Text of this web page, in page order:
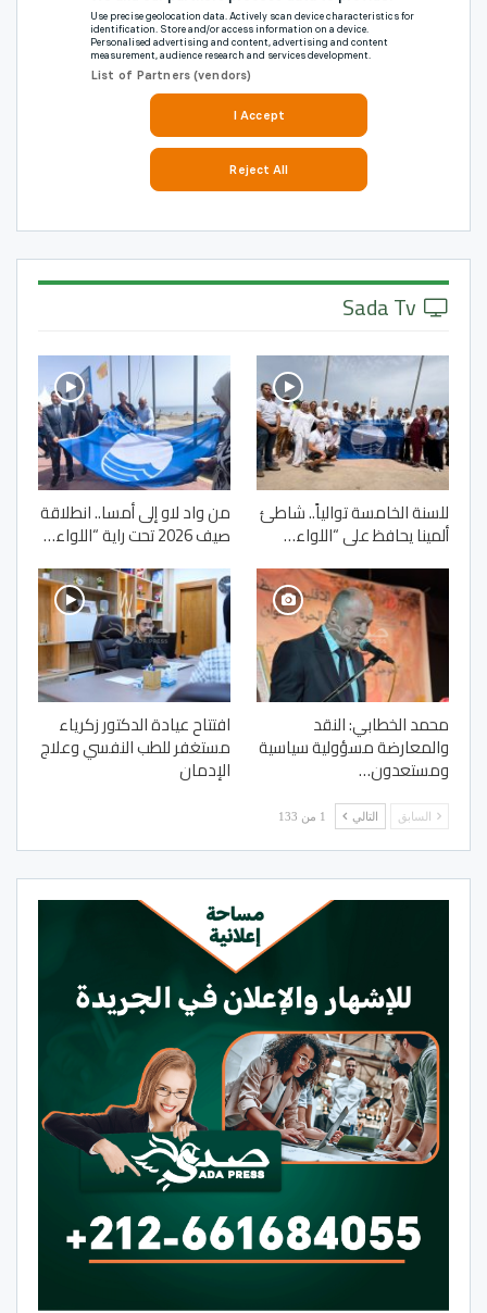
للسنة الخامسة توالياً.. شاطئ
ألمينا يحافظ على “اللواء…
من واد لاو إلى أمسا.. انطلاقة
صيف 2026 تحت راية “اللواء…
محمد الخطابي: النقد
والمعارضة مسؤولية سياسية
ومستعدون…
افتتاح عيادة الدكتور زكرياء
مستغفر للطب النفسي وعلاج
الإدمان
السابق التالي 1 من 133